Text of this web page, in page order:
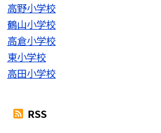
高野小学校
鶴山小学校
高倉小学校
東小学校
高田小学校
RSS